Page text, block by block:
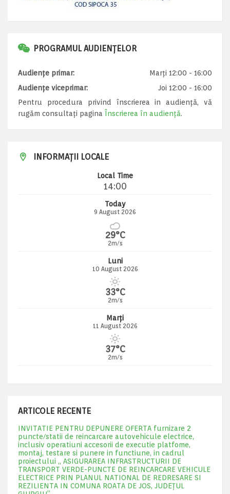
PROGRAMUL AUDIENȚELOR
Audiențe primar:
Marți 12:00 - 16:00
Audiențe viceprimar:
Joi 12:00 - 16:00
Pentru procedura privind înscrierea in audiență, vă
rugăm consultați pagina Înscrierea în audiență.
INFORMAȚII LOCALE
Local Time
14:00
Today
9 August 2026
29°C
2m/s
Luni
10 August 2026
33°C
2m/s
Marți
11 August 2026
37°C
2m/s
ARTICOLE RECENTE
INVITATIE PENTRU DEPUNERE OFERTA furnizare 2
puncte/statii de reincarcare autovehicule electrice,
inclusiv operatiuni accesorii de executie platfome,
montaj, testare si punere in functiune, in cadrul
proiectului „ ASIGURAREA INFRASTRUCTURII DE
TRANSPORT VERDE-PUNCTE DE REINCARCARE VEHICULE
ELECTRICE PRIN PLANUL NATIONAL DE REDRESARE SI
REZILIENTA IN COMUNA ROATA DE JOS, JUDEŢUL